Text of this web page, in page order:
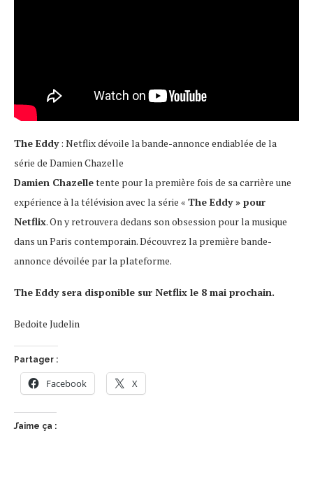
The Eddy: Netflix dévoile la bande-annonce endiablée de la
série de Damien Chazelle
Damien Chazelletente pour la première fois de sa carrière une
expérience à la télévision avec la série « The Eddy » pour
Netflix. On y retrouvera dedans son obsession pour la musique
dans un Paris contemporain. Découvrez la première bande-
annonce dévoilée par la plateforme.
The Eddy sera disponible sur Netflix le 8 mai prochain.
Bedoite Judelin
Partager :
Facebook X
J’aime ça :